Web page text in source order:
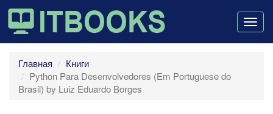
Главная
Книги
Python Para Desenvolvedores (Em Portuguese do
Brasil) by Luiz Eduardo Borges